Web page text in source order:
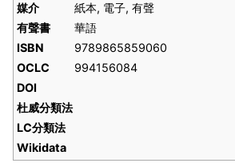
媒介
紙本, 電子, 有聲
有聲書
華語
ISBN
9789865859060
OCLC
994156084
DOI
杜威分類法
LC分類法
Wikidata